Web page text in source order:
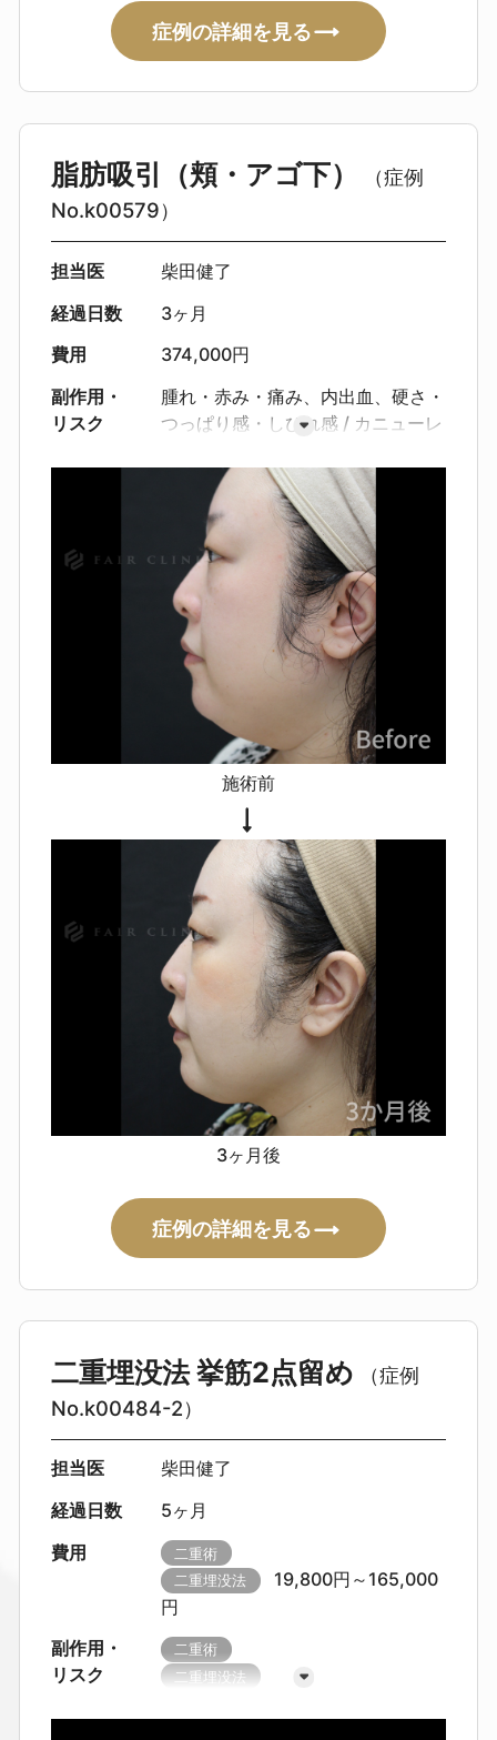
症例の詳細を見る
脂肪吸引（頬・アゴ下）
（症例
No.k00579）
担当医
柴田健了
経過日数
3ヶ月
費用
374,000円
副作用・
リスク
腫れ・赤み・痛み、内出血、硬さ・
つっぱり感・しびれ感
カニューレ
血・血腫、創離開
皮膚の凹凸・左
右差が生じることがあります。
迫不足や体質により、硬さ・しこり
が長引く場合があります。
瘢痕が目立つことがあります（体質
による）。
施術前
3ヶ月後
症例の詳細を見る
二重埋没法 挙筋2点留め
（症例
No.k00484-2）
担当医
柴田健了
経過日数
5ヶ月
費用
二重術
二重埋没法
19,800円～165,000
円
副作用・
リスク
二重術
二重埋没法